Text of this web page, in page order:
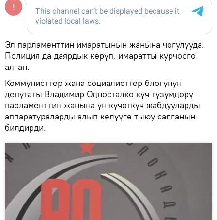
Эл парламенттин имаратынын жанына чогулууда.
Полиция да даярдык көрүп, имаратты курчоого
алган.
Коммунисттер жана социалисттер блогунун
депутаты Владимир Односталко күч түзүмдөрү
парламенттин жанына үн күчөткүч жабдууларды,
аппаратураларды алып келүүгө тыюу салганын
билдирди.